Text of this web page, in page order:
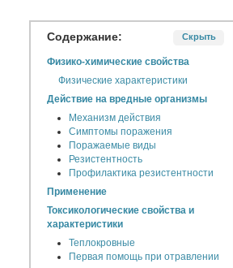
Содержание: Скрыть
Физико-химические свойства
Физические характеристики
Действие на вредные организмы
Механизм действия
Симптомы поражения
Поражаемые виды
Резистентность
Профилактика резистентности
Применение
Токсикологические свойства и
характеристики
Теплокровные
Первая помощь при отравлении